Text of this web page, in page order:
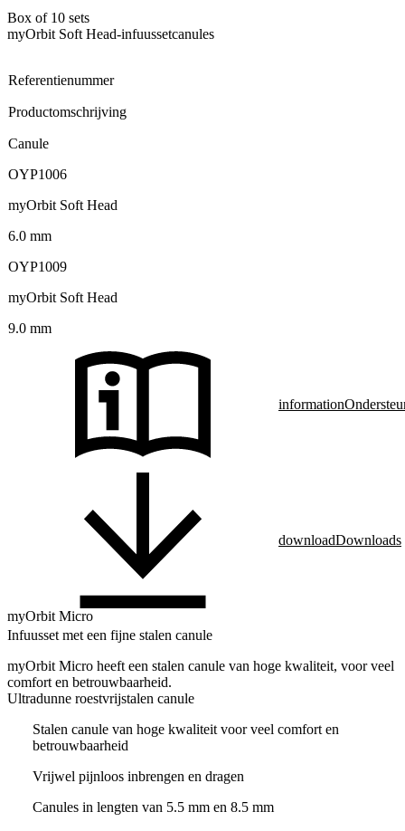
Box of 10 sets
myOrbit Soft Head-infuussetcanules
Referentienummer
Productomschrijving
Canule
OYP1006
myOrbit Soft Head
6.0 mm
OYP1009
myOrbit Soft Head
9.0 mm
information
downloadDownloads
myOrbit Micro
Infuusset met een fijne stalen canule
myOrbit Micro heeft een stalen canule van hoge kwaliteit, voor veel
comfort en betrouwbaarheid.
Ultradunne roestvrijstalen canule
Stalen canule van hoge kwaliteit voor veel comfort en
betrouwbaarheid
Vrijwel pijnloos inbrengen en dragen
Canules in lengten van 5.5 mm en 8.5 mm